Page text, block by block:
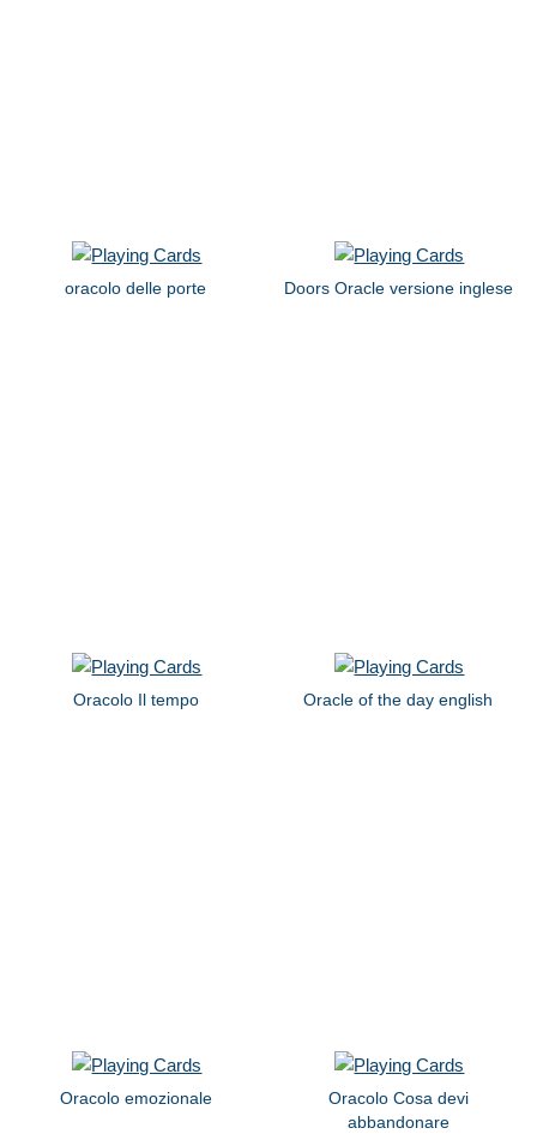
oracolo delle porte Doors Oracle versione inglese
Oracolo Il tempo Oracle of the day english
Oracolo emozionale
Oracolo Cosa devi
abbandonare